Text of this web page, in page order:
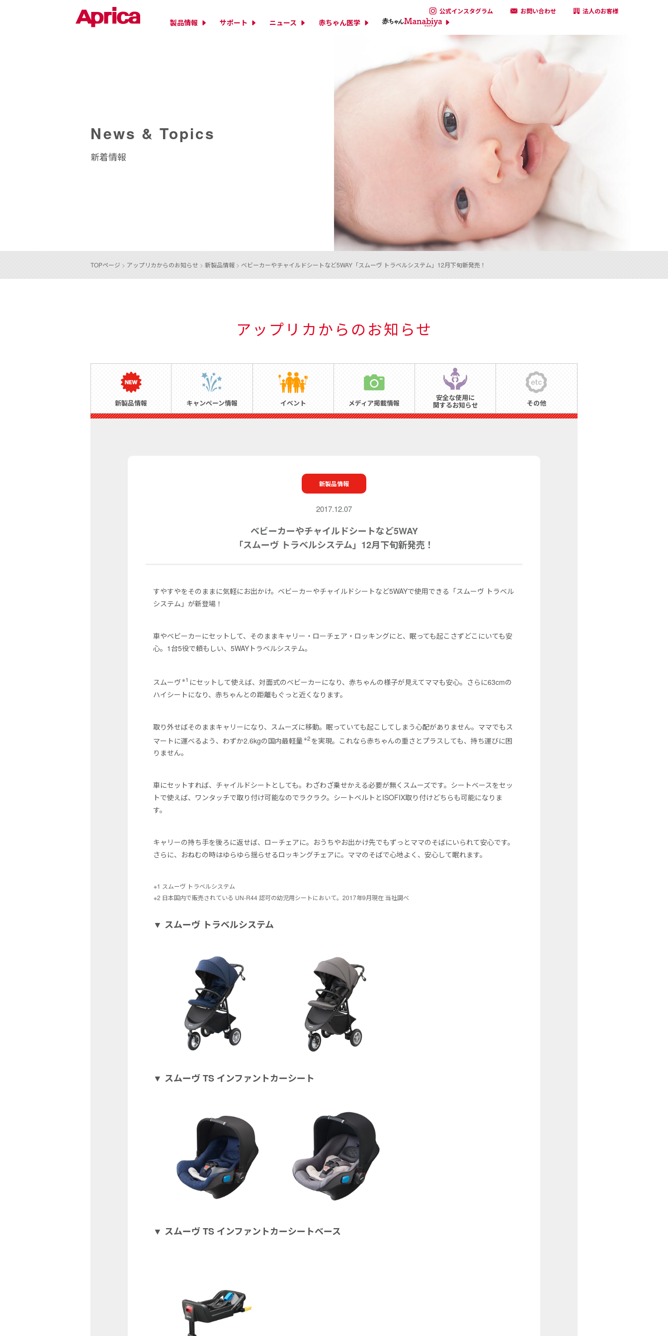
製品情報 サポート ニュース 赤ちゃん医学
公式インスタグラム お問い合わせ 法人のお客様
News & Topics
新着情報
TOPページ > アップリカからのお知らせ > 新製品情報 > ベビーカーやチャイルドシートなど5WAY 「スムーヴ トラベルシステム」12月下旬新発売！
アップリカからのお知らせ
新製品情報 キャンペーン情報 イベント メディア掲載情報
安全な使用に
関するお知らせ その他
新製品情報
2017.12.07
ベビーカーやチャイルドシートなど5WAY
「スムーヴ トラベルシステム」12月下旬新発売！
すやすやをそのままに気軽にお出かけ。ベビーカーやチャイルドシートなど5WAYで使用できる「スムーヴ トラベル
システム」が新登場！
車やベビーカーにセットして、そのままキャリー・ローチェア・ロッキングにと、眠っても起こさずどこにいても安
心。1台5役で頼もしい、5WAYトラベルシステム。
スムーヴ※1 にセットして使えば、対面式のベビーカーになり、赤ちゃんの様子が見えてママも安心。さらに63cmの
ハイシートになり、赤ちゃんとの距離もぐっと近くなります。
取り外せばそのままキャリーになり、スムーズに移動。眠っていても起こしてしまう心配がありません。ママでもス
マートに運べるよう、わずか2.6kgの国内最軽量※2を実現。これなら赤ちゃんの重さとプラスしても、持ち運びに困
りません。
車にセットすれば、チャイルドシートとしても。わざわざ乗せかえる必要が無くスムーズです。シートベースをセッ
トで使えば、ワンタッチで取り付け可能なのでラクラク。シートベルトとISOFIX取り付けどちらも可能になりま
す。
キャリーの持ち手を後ろに返せば、ローチェアに。おうちやお出かけ先でもずっとママのそばにいられて安心です。
さらに、おねむの時はゆらゆら揺らせるロッキングチェアに。ママのそばで心地よく、安心して眠れます。
※1 スムーヴ トラベルシステム
※2 日本国内で販売されている UN-R44 認可の幼児用シートにおいて。2017年9月現在 当社調べ
▼ スムーヴ トラベルシステム
▼ スムーヴ TS インファントカーシート
▼ スムーヴ TS インファントカーシートベース